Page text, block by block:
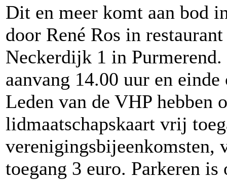
Dit en meer komt aan bod
door René Ros in
Neckerdijk 1 in
aanvang 14.00 uur en
Leden van de VHP hebben
lidmaatschapskaart vrij
verenigingsbijeenkomsten,
toegang 3 euro. Parkeren is